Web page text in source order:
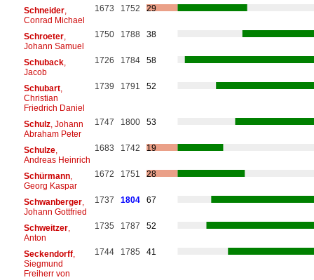
Schneider,
Conrad Michael
1673 1752 29
Schroeter,
Johann Samuel
1750 1788 38
Schuback,
Jacob
1726 1784 58
Schubart,
Christian
Friedrich Daniel
1739 1791 52
Schulz, Johann
Abraham Peter
1747 1800 53
Schulze,
Andreas Heinrich
1683 1742 19
Schürmann,
Georg Kaspar
1672 1751 28
Schwanberger,
Johann Gottfried
1737 1804 67
Schweitzer,
Anton
1735 1787 52
Seckendorff,
Siegmund
Freiherr von
1744 1785 41